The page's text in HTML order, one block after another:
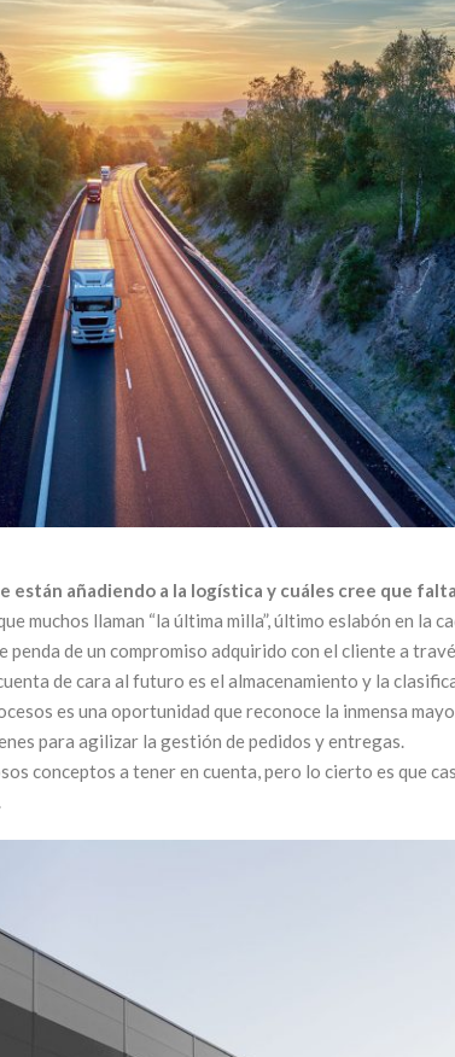
están añadiendo a la logística y cuáles cree que
muchos llaman “la última milla”, último eslabón en
de un compromiso adquirido con el cliente a
de cara al futuro es el almacenamiento y la
es una oportunidad que reconoce la inmensa
para agilizar la gestión de pedidos y entregas.
conceptos a tener en cuenta, pero lo cierto es que